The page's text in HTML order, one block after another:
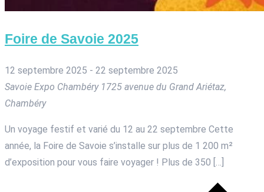
Foire de Savoie 2025
12 septembre 2025 - 22 septembre 2025
Savoie Expo Chambéry 1725 avenue du Grand Ariétaz,
Chambéry
Un voyage festif et varié du 12 au 22 septembre Cette
année, la Foire de Savoie s’installe sur plus de 1 200 m²
d’exposition pour vous faire voyager ! Plus de 350 […]